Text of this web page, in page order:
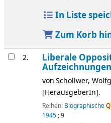
In Liste
Zum Korb
2. Liberale
Aufzeichnungen
vonSchollwer,
[HerausgeberIn].
Reihen: Biographische
1945; 9